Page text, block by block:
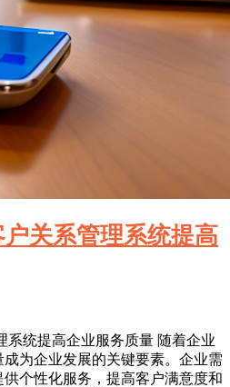
关系管理系统提高
系统提高企业服务质量 随着企业
为企业发展的关键要素。企业需
个性化服务，提高客户满意度和